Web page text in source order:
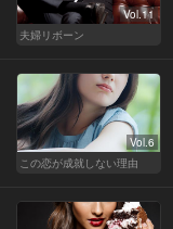
Vol.11
夫婦リボーン
Vol.6
この恋が成就しない理由